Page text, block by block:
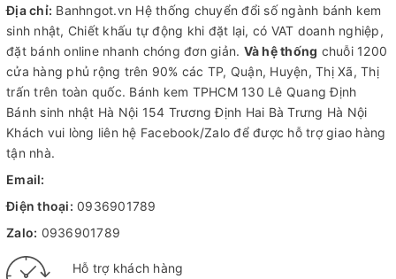
Địa chỉ: Banhngot.vn Hệ thống chuyển đổi số ngành bánh kem
sinh nhật, Chiết khấu tự động khi đặt lại, có VAT doanh nghiệp,
đặt bánh online nhanh chóng đơn giản. Và hệ thống chuỗi 1200
cửa hàng phủ rộng trên 90% các TP, Quận, Huyện, Thị Xã, Thị
trấn trên toàn quốc. Bánh kem TPHCM130 Lê Quang Định
Bánh sinh nhật Hà Nội 154 Trương Định Hai Bà Trưng Hà Nội
Khách vui lòng liên hệ Facebook/Zalo để được hỗ trợ giao hàng
tận nhà.
Email:
Điện thoại: 0936901789
Zalo: 0936901789
Hỗ trợ khách hàng